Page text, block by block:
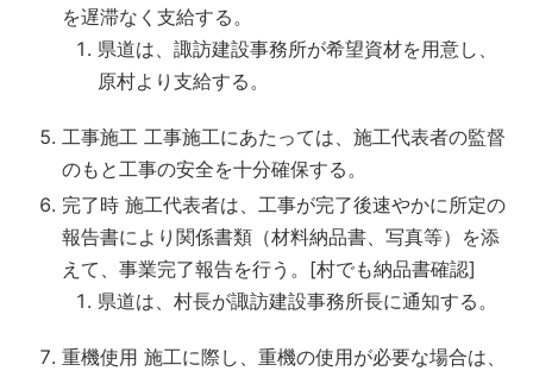
を遅滞なく支給する。
県道は、諏訪建設事務所が希望資材を用意し、
原村より支給する。
工事施工 工事施工にあたっては、施工代表者の監督
のもと工事の安全を十分確保する。
完了時 施工代表者は、工事が完了後速やかに所定の
報告書により関係書類（材料納品書、写真等）を添
えて、事業完了報告を行う。[村でも納品書確認]
県道は、村長が諏訪建設事務所長に通知する。
重機使用 施工に際し、重機の使用が必要な場合は、